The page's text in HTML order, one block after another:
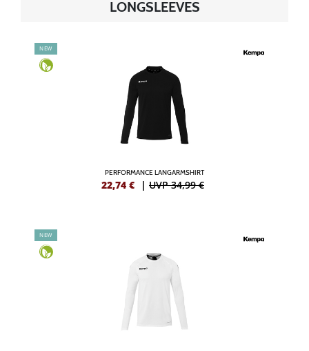
LONGSLEEVES
NEW
PERFORMANCE LANGARMSHIRT
22,74 € | UVP 34,99 €
NEW